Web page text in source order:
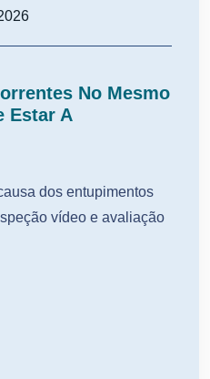
No Mesmo
Estar A
dos entupimentos
vídeo e avaliação